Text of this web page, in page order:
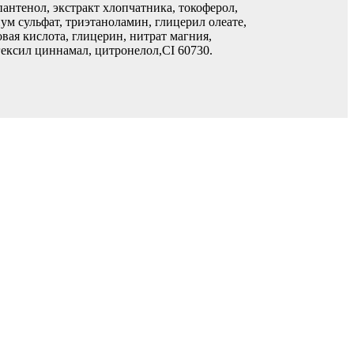
экстракт хлопчатника, токоферол,
сульфат, триэтаноламин, глицерил олеате,
кислота, глицерин, нитрат магния,
циннамал, цитронелол,CI 60730.